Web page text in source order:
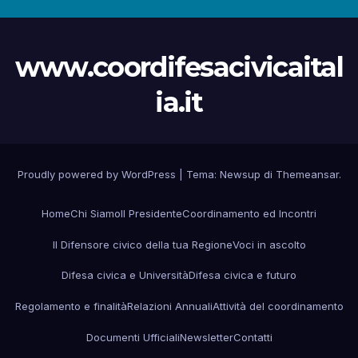
www.coordifesacivicaital
ia.it
Proudly powered by WordPress Tema: Newsup di Themeansar.
HomeChi SiamoIl PresidenteCoordinamento ed Incontri
Il Difensore civico della tua RegioneVoci in ascolto
Difesa civica e UniversitàDifesa civica e futuro
Regolamento e finalitàRelazioni AnnualiAttività del coordinamento
Documenti UfficialiNewsletterContatti